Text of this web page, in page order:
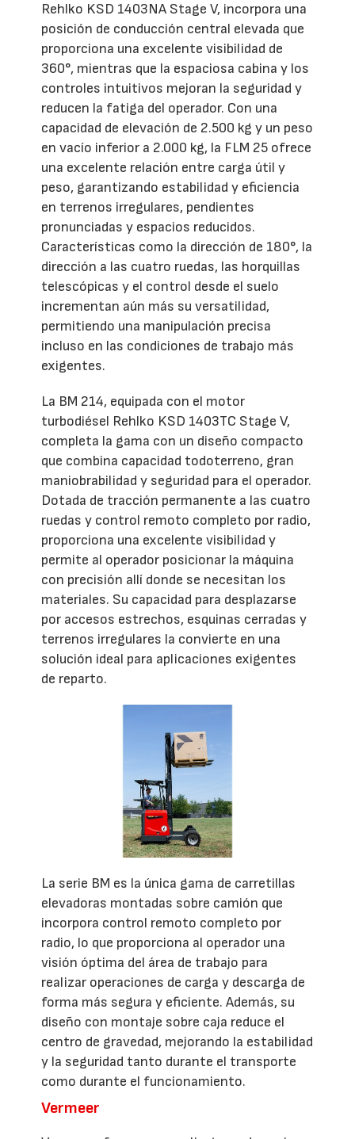
Rehlko KSD 1403NA Stage V, incorpora una
posición de conducción central elevada que
proporciona una excelente visibilidad de
360°, mientras que la espaciosa cabina y los
controles intuitivos mejoran la seguridad y
reducen la fatiga del operador. Con una
capacidad de elevación de 2.500 kg y un peso
en vacío inferior a 2.000 kg, la FLM 25 ofrece
una excelente relación entre carga útil y
peso, garantizando estabilidad y eficiencia
en terrenos irregulares, pendientes
pronunciadas y espacios reducidos.
Características como la dirección de 180°, la
dirección a las cuatro ruedas, las horquillas
telescópicas y el control desde el suelo
incrementan aún más su versatilidad,
permitiendo una manipulación precisa
incluso en las condiciones de trabajo más
exigentes.
La BM 214, equipada con el motor
turbodiésel Rehlko KSD 1403TC Stage V,
completa la gama con un diseño compacto
que combina capacidad todoterreno, gran
maniobrabilidad y seguridad para el operador.
Dotada de tracción permanente a las cuatro
ruedas y control remoto completo por radio,
proporciona una excelente visibilidad y
permite al operador posicionar la máquina
con precisión allí donde se necesitan los
materiales. Su capacidad para desplazarse
por accesos estrechos, esquinas cerradas y
terrenos irregulares la convierte en una
solución ideal para aplicaciones exigentes
de reparto.
La serie BM es la única gama de carretillas
elevadoras montadas sobre camión que
incorpora control remoto completo por
radio, lo que proporciona al operador una
visión óptima del área de trabajo para
realizar operaciones de carga y descarga de
forma más segura y eficiente. Además, su
diseño con montaje sobre caja reduce el
centro de gravedad, mejorando la estabilidad
y la seguridad tanto durante el transporte
como durante el funcionamiento.
Vermeer